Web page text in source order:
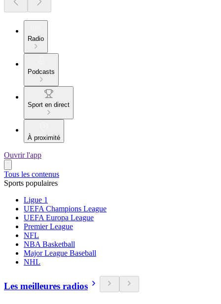
Radio
Podcasts
Sport en direct
À proximité
Ouvrir l'app
Tous les contenus
Sports populaires
Ligue 1
UEFA Champions League
UEFA Europa League
Premier League
NFL
NBA Basketball
Major League Baseball
NHL
Les meilleures radios